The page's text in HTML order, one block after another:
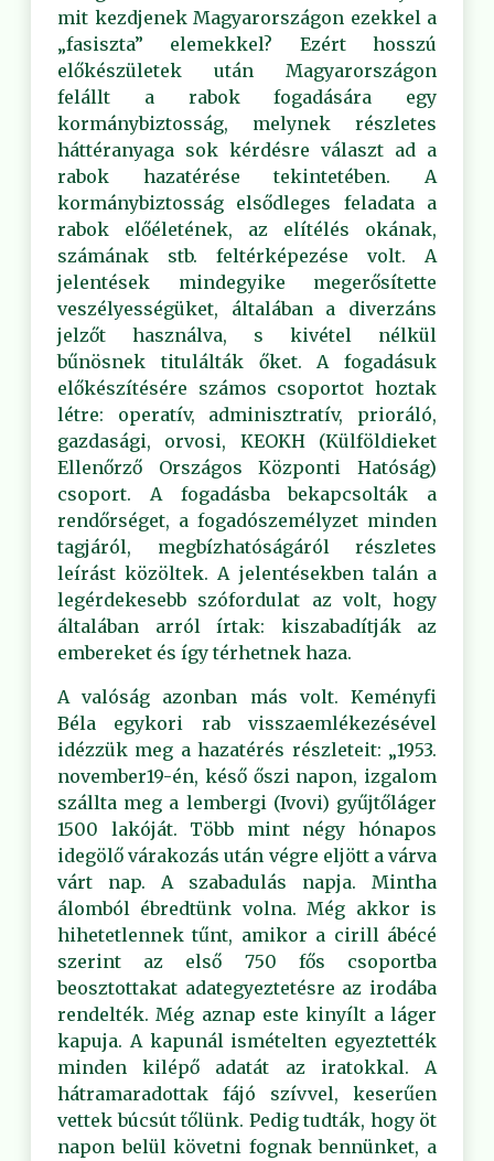
mit kezdjenek Magyarországon ezekkel a
„fasiszta” elemekkel? Ezért hosszú
előkészületek után Magyarországon
felállt a rabok fogadására egy
kormánybiztosság, melynek részletes
háttéranyaga sok kérdésre választ ad a
rabok hazatérése tekintetében. A
kormánybiztosság elsődleges feladata a
rabok előéletének, az elítélés okának,
számának stb. feltérképezése volt. A
jelentések mindegyike megerősítette
veszélyességüket, általában a diverzáns
jelzőt használva, s kivétel nélkül
bűnösnek titulálták őket. A fogadásuk
előkészítésére számos csoportot hoztak
létre: operatív, adminisztratív, prioráló,
gazdasági, orvosi, KEOKH (Külföldieket
Ellenőrző Országos Központi Hatóság)
csoport. A fogadásba bekapcsolták a
rendőrséget, a fogadószemélyzet minden
tagjáról, megbízhatóságáról részletes
leírást közöltek. A jelentésekben talán a
legérdekesebb szófordulat az volt, hogy
általában arról írtak: kiszabadítják az
embereket és így térhetnek haza.
A valóság azonban más volt. Keményfi
Béla egykori rab visszaemlékezésével
idézzük meg a hazatérés részleteit: „1953.
november19-én, késő őszi napon, izgalom
szállta meg a lembergi (Ivovi) gyűjtőláger
1500 lakóját. Több mint négy hónapos
idegölő várakozás után végre eljött a várva
várt nap. A szabadulás napja. Mintha
álomból ébredtünk volna. Még akkor is
hihetetlennek tűnt, amikor a cirill ábécé
szerint az első 750 fős csoportba
beosztottakat adategyeztetésre az irodába
rendelték. Még aznap este kinyílt a láger
kapuja. A kapunál ismételten egyeztették
minden kilépő adatát az iratokkal. A
hátramaradottak fájó szívvel, keserűen
vettek búcsút tőlünk. Pedig tudták, hogy öt
napon belül követni fognak bennünket, a